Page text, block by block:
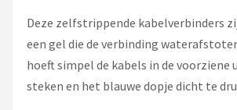
Deze zelfstrippende kabelverbinders
een gel die de verbinding
hoeft simpel de kabels in de voorziene
steken en het blauwe dopje dicht te